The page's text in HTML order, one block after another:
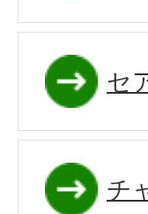
セ
チ